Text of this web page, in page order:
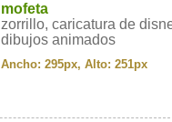
mofeta
zorrillo, caricatura de
dibujos animados
Ancho: 295px, Alto: 251px